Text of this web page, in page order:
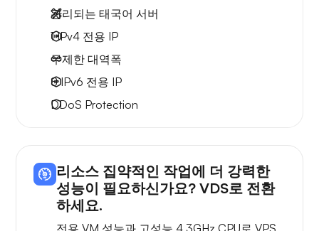
관리되는 태국어 서버
1 IPv4 전용 IP
무제한 대역폭
8 IPv6 전용 IP
DDoS Protection
리소스 집약적인 작업에 더 강력한
성능이 필요하신가요? VDS로 전환
하세요.